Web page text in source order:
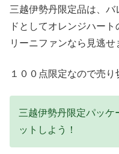
三越伊勢丹限定品は、
ドとしてオレンジハー
リーニファンなら見逃せ
１００点限定なので売り
三越伊勢丹限定パッケ
ットしよう！